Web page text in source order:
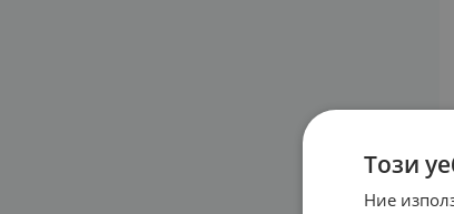
Този
Ние